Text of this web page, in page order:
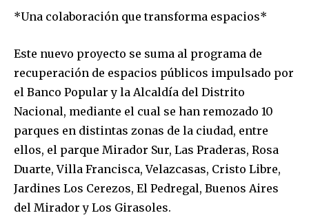
*Una colaboración que transforma espacios*
Este nuevo proyecto se suma al programa de
recuperación de espacios públicos impulsado por
el Banco Popular y la Alcaldía del Distrito
Nacional, mediante el cual se han remozado 10
parques en distintas zonas de la ciudad, entre
ellos, el parque Mirador Sur, Las Praderas, Rosa
Duarte, Villa Francisca, Velazcasas, Cristo Libre,
Jardines Los Cerezos, El Pedregal, Buenos Aires
del Mirador y Los Girasoles.